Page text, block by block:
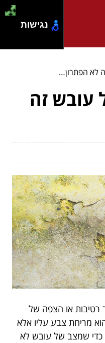
לא הפתרון…
עובש זה
רטיבות או הצפה של
מריחת צבע עליו אלא
כדי שמצב של עובש לא
נגישות